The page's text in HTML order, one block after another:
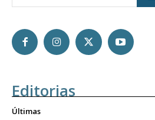
Editorias
Últimas